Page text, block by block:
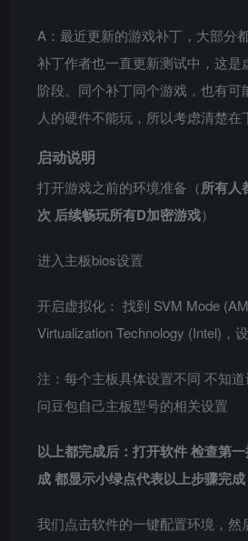
A：最近更新的游戏补丁，大部分
补丁作者也一直更新测试中，这是
阶段。同个补丁同个游戏，也有可
人的硬件不能玩，所以考虑清楚在
启动说明
打开游戏之前的环境准备（所有人
次 后续畅玩所有D加密游戏）
进入主板bios设置
开启虚拟化： 找到 SVM Mode
Virtualization Technology (Intel)，设
注：每个主板具体设置不同 不知
问豆包自己主板型号的相关设置
以上都完成后：打开软件 检查第
成 都显示小绿点代表以上步骤完成
我们点击软件的一键配置环境，然